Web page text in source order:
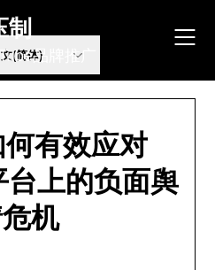
制
品牌推广
有效应对
上的负面舆
机